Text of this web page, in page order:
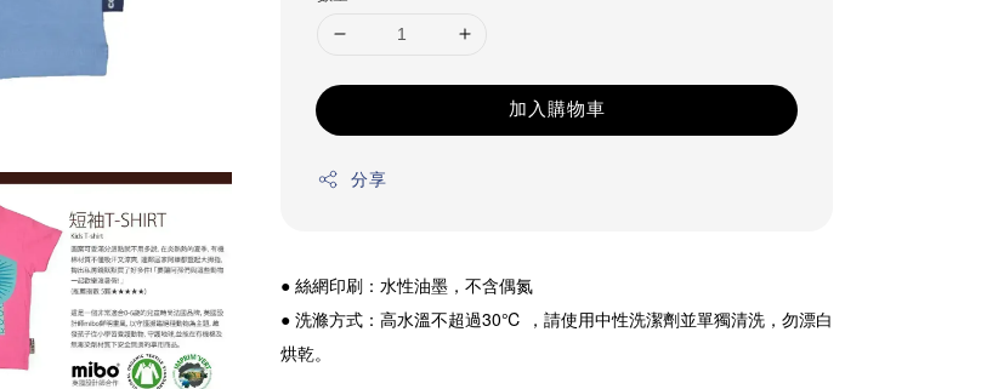
加入購物車
分享
● 絲網印刷：水性油墨，不含偶氮
● 洗滌方式：高水溫不超過30℃ ，請使用中性洗潔劑並單獨清洗，勿漂白
烘乾。